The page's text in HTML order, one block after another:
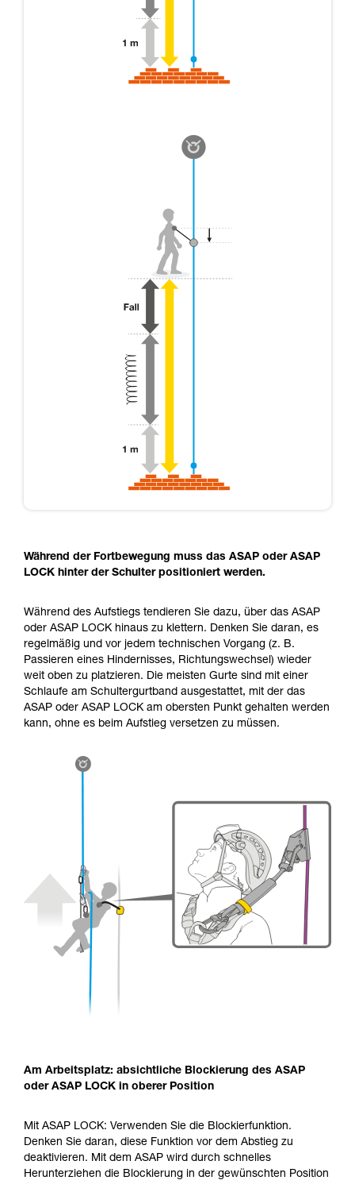
Während der Fortbewegung muss das ASAP oder ASAP
LOCK hinter der Schulter positioniert werden.
Während des Aufstiegs tendieren Sie dazu, über das ASAP
oder ASAP LOCK hinaus zu klettern. Denken Sie daran, es
regelmäßig und vor jedem technischen Vorgang (z. B.
Passieren eines Hindernisses, Richtungswechsel) wieder
weit oben zu platzieren. Die meisten Gurte sind mit einer
Schlaufe am Schultergurtband ausgestattet, mit der das
ASAP oder ASAP LOCK am obersten Punkt gehalten werden
kann, ohne es beim Aufstieg versetzen zu müssen.
Am Arbeitsplatz: absichtliche Blockierung des ASAP
oder ASAP LOCK in oberer Position
Mit ASAP LOCK: Verwenden Sie die Blockierfunktion.
Denken Sie daran, diese Funktion vor dem Abstieg zu
deaktivieren. Mit dem ASAP wird durch schnelles
Herunterziehen die Blockierung in der gewünschten Position